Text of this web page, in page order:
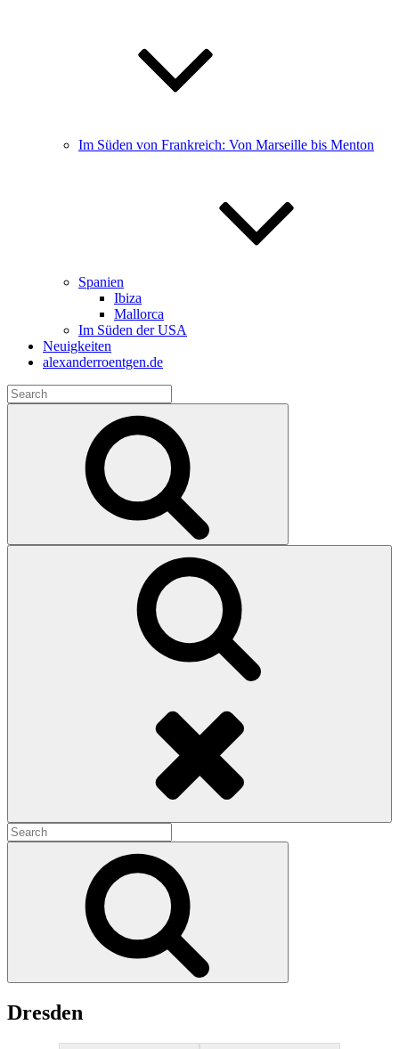
Im Süden von Frankreich: Von Marseille bis Menton
Spanien
Ibiza
Mallorca
Im Süden der USA
Neuigkeiten
alexanderroentgen.de
Search
for:
Search
for:
Dresden